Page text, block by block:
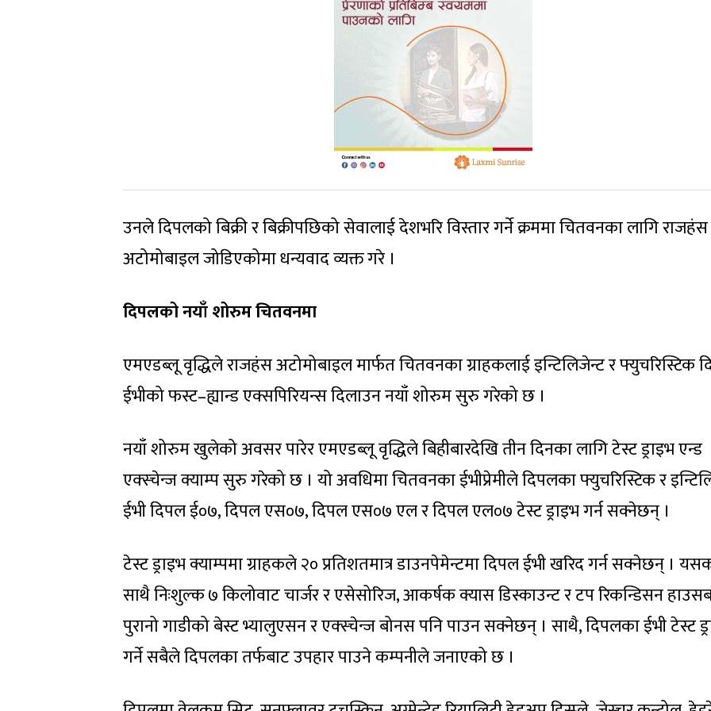
उनले दिपलको बिक्री र बिक्रीपछिको सेवालाई देशभरि विस्तार गर्ने क्रममा चितवनका लागि राजहंस
अटोमोबाइल जोडिएकोमा धन्यवाद व्यक्त गरे ।
दिपलको नयाँ शोरुम चितवनमा
एमएडब्लू वृद्धिले राजहंस अटोमोबाइल मार्फत चितवनका ग्राहकलाई इन्टिलिजेन्ट र फ्युचरिस्टिक
ईभीको फस्ट–ह्यान्ड एक्सपिरियन्स दिलाउन नयाँ शोरुम सुरु गरेको छ ।
नयाँ शोरुम खुलेको अवसर पारेर एमएडब्लू वृद्धिले बिहीबारदेखि तीन दिनका लागि टेस्ट ड्राइभ एन्ड
एक्स्चेन्ज क्याम्प सुरु गरेको छ । यो अवधिमा चितवनका ईभीप्रेमीले दिपलका फ्युचरिस्टिक र
ईभी दिपल ई०७, दिपल एस०७, दिपल एस०७ एल र दिपल एल०७ टेस्ट ड्राइभ गर्न सक्नेछन् ।
टेस्ट ड्राइभ क्याम्पमा ग्राहकले २० प्रतिशतमात्र डाउनपेमेन्टमा दिपल ईभी खरिद गर्न सक्नेछन् ।
साथै निःशुल्क ७ किलोवाट चार्जर र एसेसोरिज, आकर्षक क्यास डिस्काउन्ट र टप रिकन्डिसन
पुरानो गाडीको बेस्ट भ्यालुएसन र एक्स्चेन्ज बोनस पनि पाउन सक्नेछन् । साथै, दिपलका ईभी टेस्ट
गर्ने सबैले दिपलका तर्फबाट उपहार पाउने कम्पनीले जनाएको छ ।